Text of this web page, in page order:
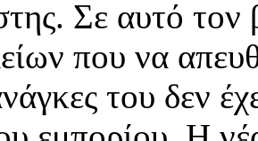
Σε αυτό
που να
του δεν